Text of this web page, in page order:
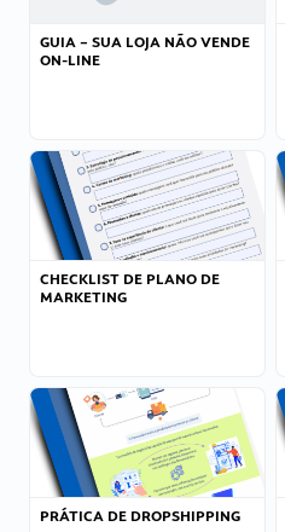
GUIA – SUA LOJA NÃO VENDE
ON-LINE
CHECKLIST DE PLANO DE
MARKETING
PRÁTICA DE DROPSHIPPING